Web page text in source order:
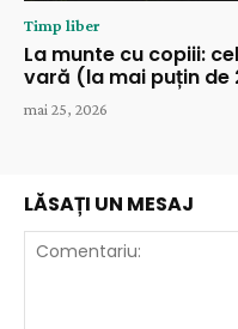
Timp liber
La munte cu copiii:
vară (la mai puțin de
mai 25, 2026
LĂSAȚI UN MESAJ